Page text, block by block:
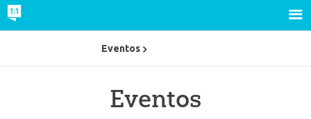
Eventos
Eventos